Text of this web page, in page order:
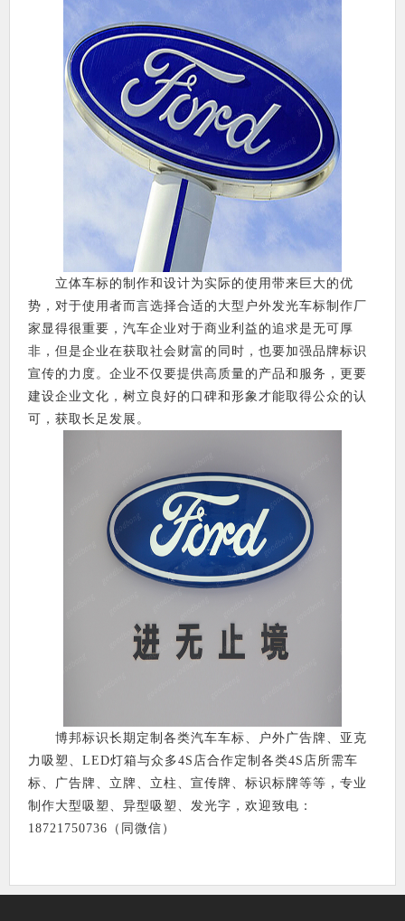
立体车标的制作和设计为实际的使用带来巨大的优
势，对于使用者而言选择合适的大型户外发光车标制作厂
家显得很重要，汽车企业对于商业利益的追求是无可厚
非，但是企业在获取社会财富的同时，也要加强品牌标识
宣传的力度。企业不仅要提供高质量的产品和服务，更要
建设企业文化，树立良好的口碑和形象才能取得公众的认
可，获取长足发展。
博邦标识长期定制各类汽车车标、户外广告牌、亚克
力吸塑、LED灯箱与众多4S店合作定制各类4S店所需车
标、广告牌、立牌、立柱、宣传牌、标识标牌等等，专业
制作大型吸塑、异型吸塑、发光字，欢迎致电：
18721750736（同微信）